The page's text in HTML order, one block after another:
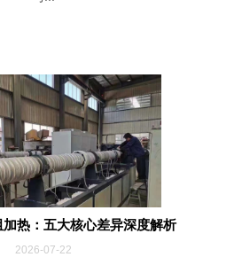
热：五大核心差异深度解析
2026-07-22